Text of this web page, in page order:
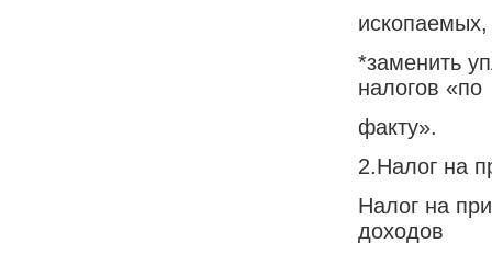
ископаемых,
*заменить
налогов «по
факту».
2.Налог на
Налог на
доходов